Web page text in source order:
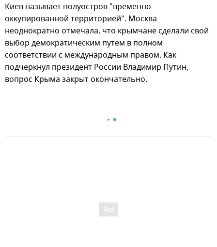
Киев называет полуостров "временно
оккупированной территорией". Москва
неоднократно отмечала, что крымчане сделали свой
выбор демократическим путем в полном
соответствии с международным правом. Как
подчеркнул президент России Владимир Путин,
вопрос Крыма закрыт окончательно.